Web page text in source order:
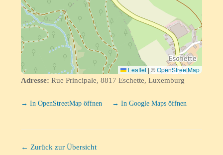
Leaflet | ©OpenStreetMap
Adresse: Rue Principale, 8817 Eschette, Luxemburg
→ In OpenStreetMap öffnen → In Google Maps öffnen
← Zurück zur Übersicht